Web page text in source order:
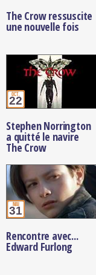
The Crow ressuscite
une nouvelle fois
oct.
22
Stephen Norrington
a quitté le navire
The Crow
mai
31
Rencontre avec...
Edward Furlong